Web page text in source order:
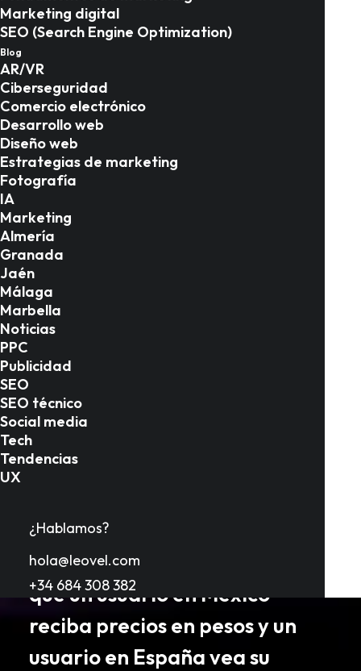
Marketing digital
SEO (Search Engine Optimization)
Blog
AR/VR
Ciberseguridad
Comercio electrónico
Desarrollo web
Diseño web
Estrategias de marketing
Fotografía
IA
Marketing
Almería
Granada
Jaén
Málaga
Marbella
Noticias
PPC
Publicidad
SEO
SEO técnico
Social media
Tech
Tendencias
UX
¿Hablamos?
hola@leovel.com
+34 684 308 382
idiomas y
regiones
La expansión hacia mercados
internacionales es el "siguiente
nivel" para cualquier negocio
digital, pero trae consigo un
desafío crítico: ¿cómo evitar
que Google penalice tu sitio
por contenido duplicado
mientras intentas servir a
audiencias en diferentes
idiomas? Dominar el
técnica de programación; es la
llave maestra para garantizar
que un usuario en México
reciba precios en pesos y un
usuario en España vea su